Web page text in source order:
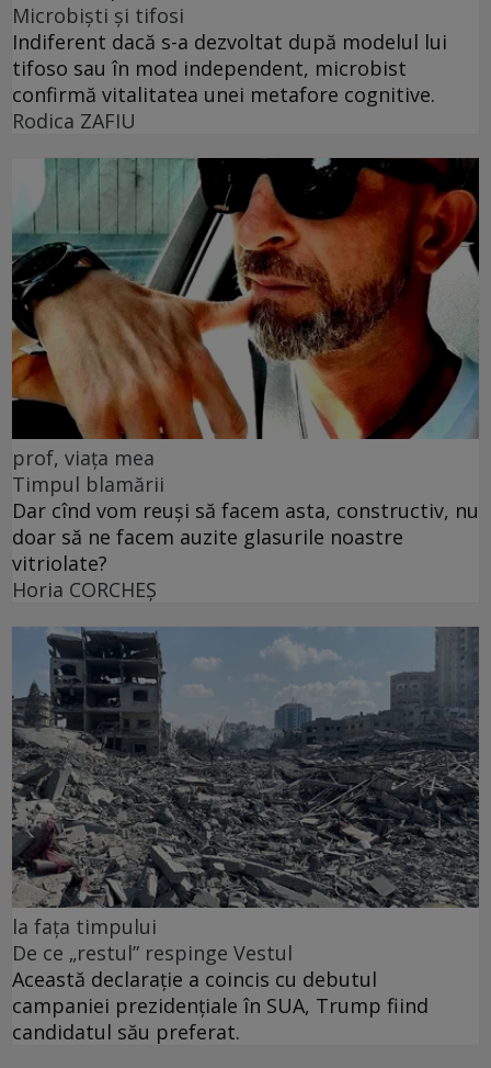
Microbiști și tifosi
Indiferent dacă s-a dezvoltat după modelul lui
tifoso sau în mod independent, microbist
confirmă vitalitatea unei metafore cognitive.
Rodica ZAFIU
prof, viața mea
Timpul blamării
Dar cînd vom reuși să facem asta, constructiv, nu
doar să ne facem auzite glasurile noastre
vitriolate?
Horia CORCHEŞ
la fața timpului
De ce „restul” respinge Vestul
Această declarație a coincis cu debutul
campaniei prezidențiale în SUA, Trump fiind
candidatul său preferat.